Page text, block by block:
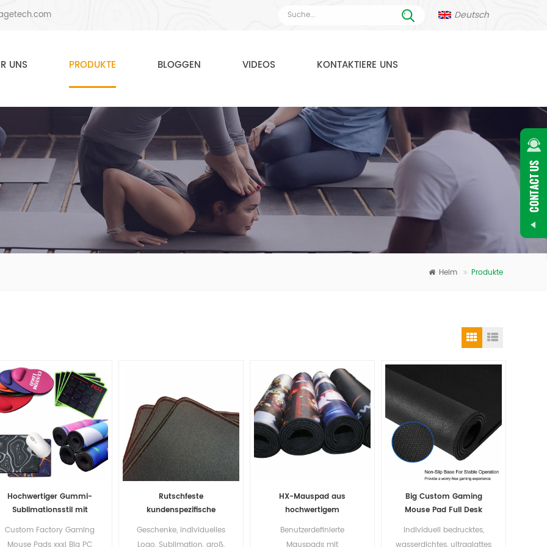
Deutsch
UNS PRODUKTE BLOGGEN VIDEOS KONTAKTIERE UNS
Heim Produkte
Hochwertiger Gummi-
Sublimationsstil mit
übergroßem Logo-Druck,
Custom Factory Gaming
Rutschfeste
kundenspezifische
Desktop-
Geschenke, individuelles
HX-Mauspad aus
hochwertigem
Benutzerdefinierte
Big Custom Gaming
Mouse Pad Full Desk
Individuell bedrucktes,